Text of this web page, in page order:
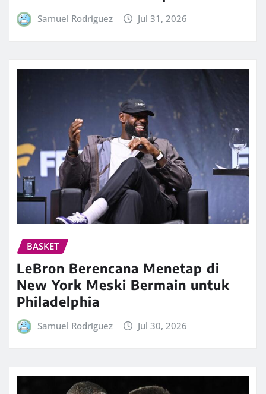
Samuel Rodriguez Jul 31, 2026
BASKET
LeBron Berencana Menetap di
New York Meski Bermain untuk
Philadelphia
Samuel Rodriguez Jul 30, 2026